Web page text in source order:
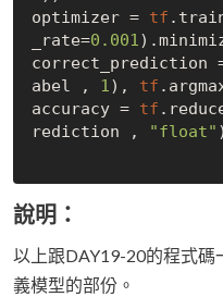
optimizer = tf
_rate=0.001
correct_prediction
abel , 1 ), tf
accuracy = tf
rediction ,
"float"
說明：
以上跟DAY19-20的程式碼
義模型的部份。